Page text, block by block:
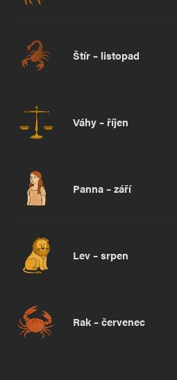
Štír – listopad
Váhy – říjen
Panna – září
Lev – srpen
Rak – červenec